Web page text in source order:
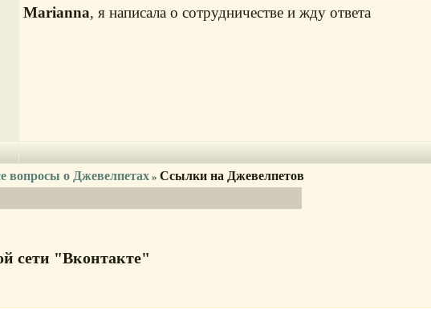
Marianna, я написала о сотрудничестве и жду ответа
вопросы о Джевелпетах» Ссылки на Джевелпетов
сети "Вконтакте"